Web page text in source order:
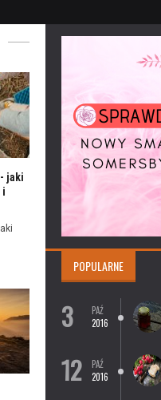
jaki
i
POPULARNE
3
PAŹ
2016
12
PAŹ
2016